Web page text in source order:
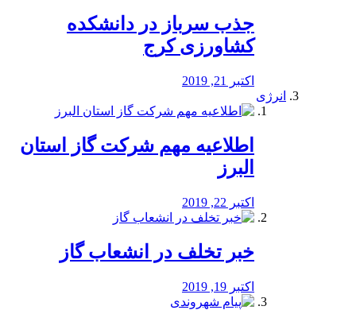
جذب سرباز در دانشکده
کشاورزی کرج
اکتبر 21, 2019
انرژی
️اطلاعیه مهم شرکت گاز استان
البرز
اکتبر 22, 2019
خبر تخلف در انشعاب گاز
اکتبر 19, 2019